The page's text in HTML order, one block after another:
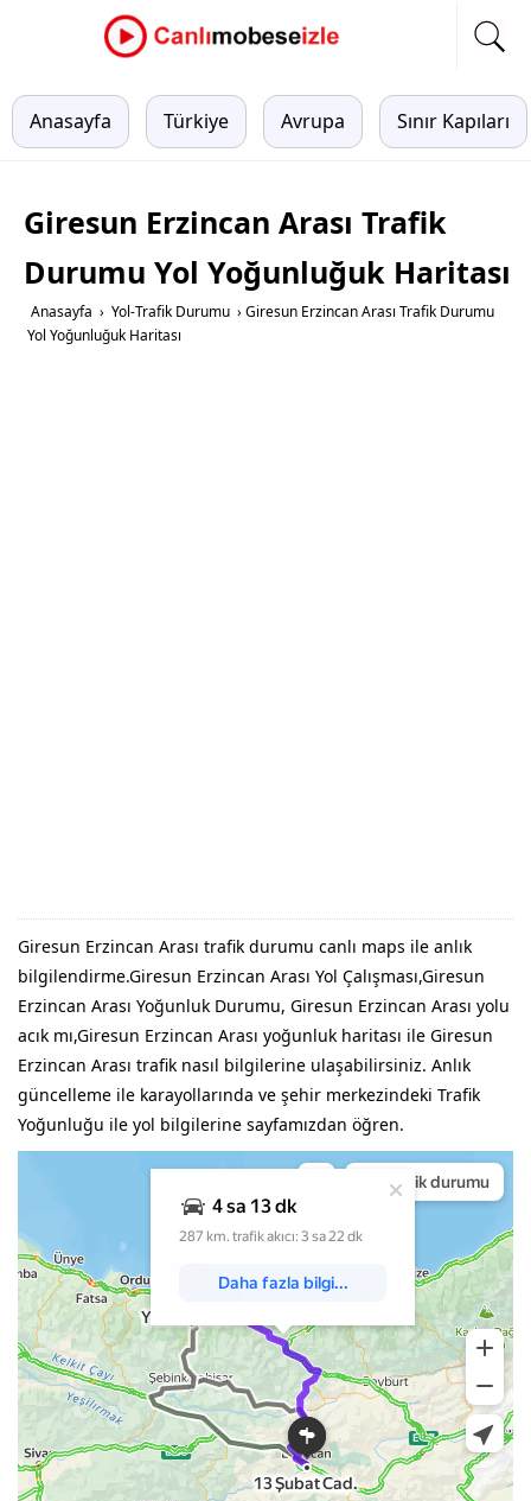
Anasayfa Türkiye Avrupa Sınır Kapıları
Giresun Erzincan Arası Trafik
Durumu Yol Yoğunluğuk Haritası
Anasayfa › Yol-Trafik Durumu › Giresun Erzincan Arası Trafik Durumu
Yol Yoğunluğuk Haritası
Giresun Erzincan Arası trafik durumu canlı maps ile anlık
bilgilendirme.Giresun Erzincan Arası Yol Çalışması,Giresun
Erzincan Arası Yoğunluk Durumu, Giresun Erzincan Arası yolu
acık mı,Giresun Erzincan Arası yoğunluk haritası ile Giresun
Erzincan Arası trafik nasıl bilgilerine ulaşabilirsiniz. Anlık
güncelleme ile karayollarında ve şehir merkezindeki Trafik
Yoğunluğu ile yol bilgilerine sayfamızdan öğren.